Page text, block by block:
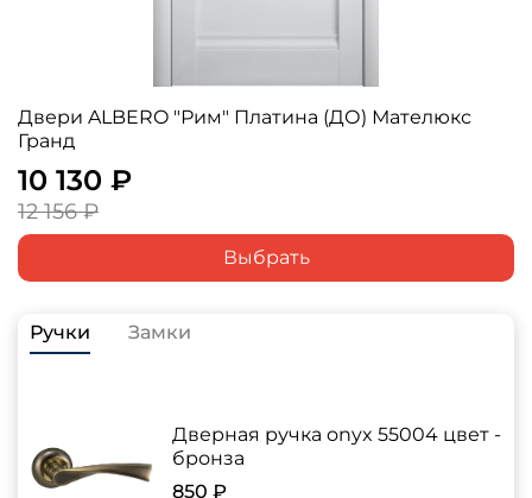
Двери ALBERO "Рим" Платина (ДО) Мателюкс
Гранд
10 130 ₽
12 156 ₽
Выбрать
Ручки Замки
Дверная ручка onyx 55004 цвет -
бронза
850 ₽